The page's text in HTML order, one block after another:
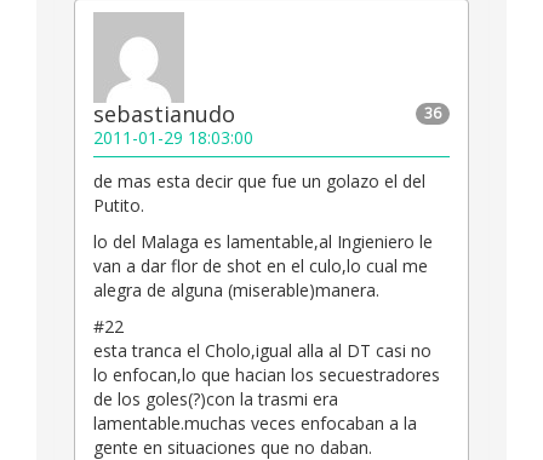
36
sebastianudo
2011-01-29 18:03:00
de mas esta decir que fue un golazo el del
Putito.
lo del Malaga es lamentable,al Ingieniero le
van a dar flor de shot en el culo,lo cual me
alegra de alguna (miserable)manera.
#22
esta tranca el Cholo,igual alla al DT casi no
lo enfocan,lo que hacian los secuestradores
de los goles(?)con la trasmi era
lamentable.muchas veces enfocaban a la
gente en situaciones que no daban.